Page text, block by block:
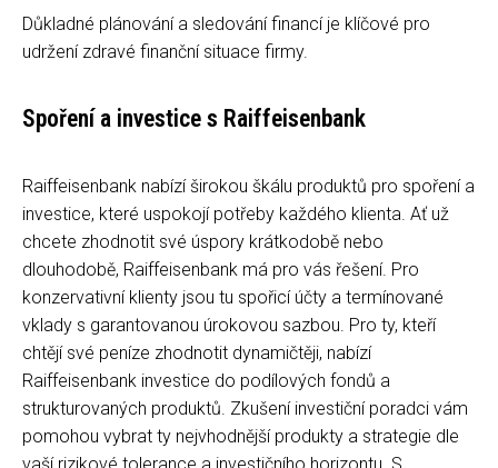
Důkladné plánování a sledování financí je klíčové pro
udržení zdravé finanční situace firmy.
Spoření a investice s Raiffeisenbank
Raiffeisenbank nabízí širokou škálu produktů pro spoření a
investice, které uspokojí potřeby každého klienta. Ať už
chcete zhodnotit své úspory krátkodobě nebo
dlouhodobě, Raiffeisenbank má pro vás řešení. Pro
konzervativní klienty jsou tu spořicí účty a termínované
vklady s garantovanou úrokovou sazbou. Pro ty, kteří
chtějí své peníze zhodnotit dynamičtěji, nabízí
Raiffeisenbank investice do podílových fondů a
strukturovaných produktů. Zkušení investiční poradci vám
pomohou vybrat ty nejvhodnější produkty a strategie dle